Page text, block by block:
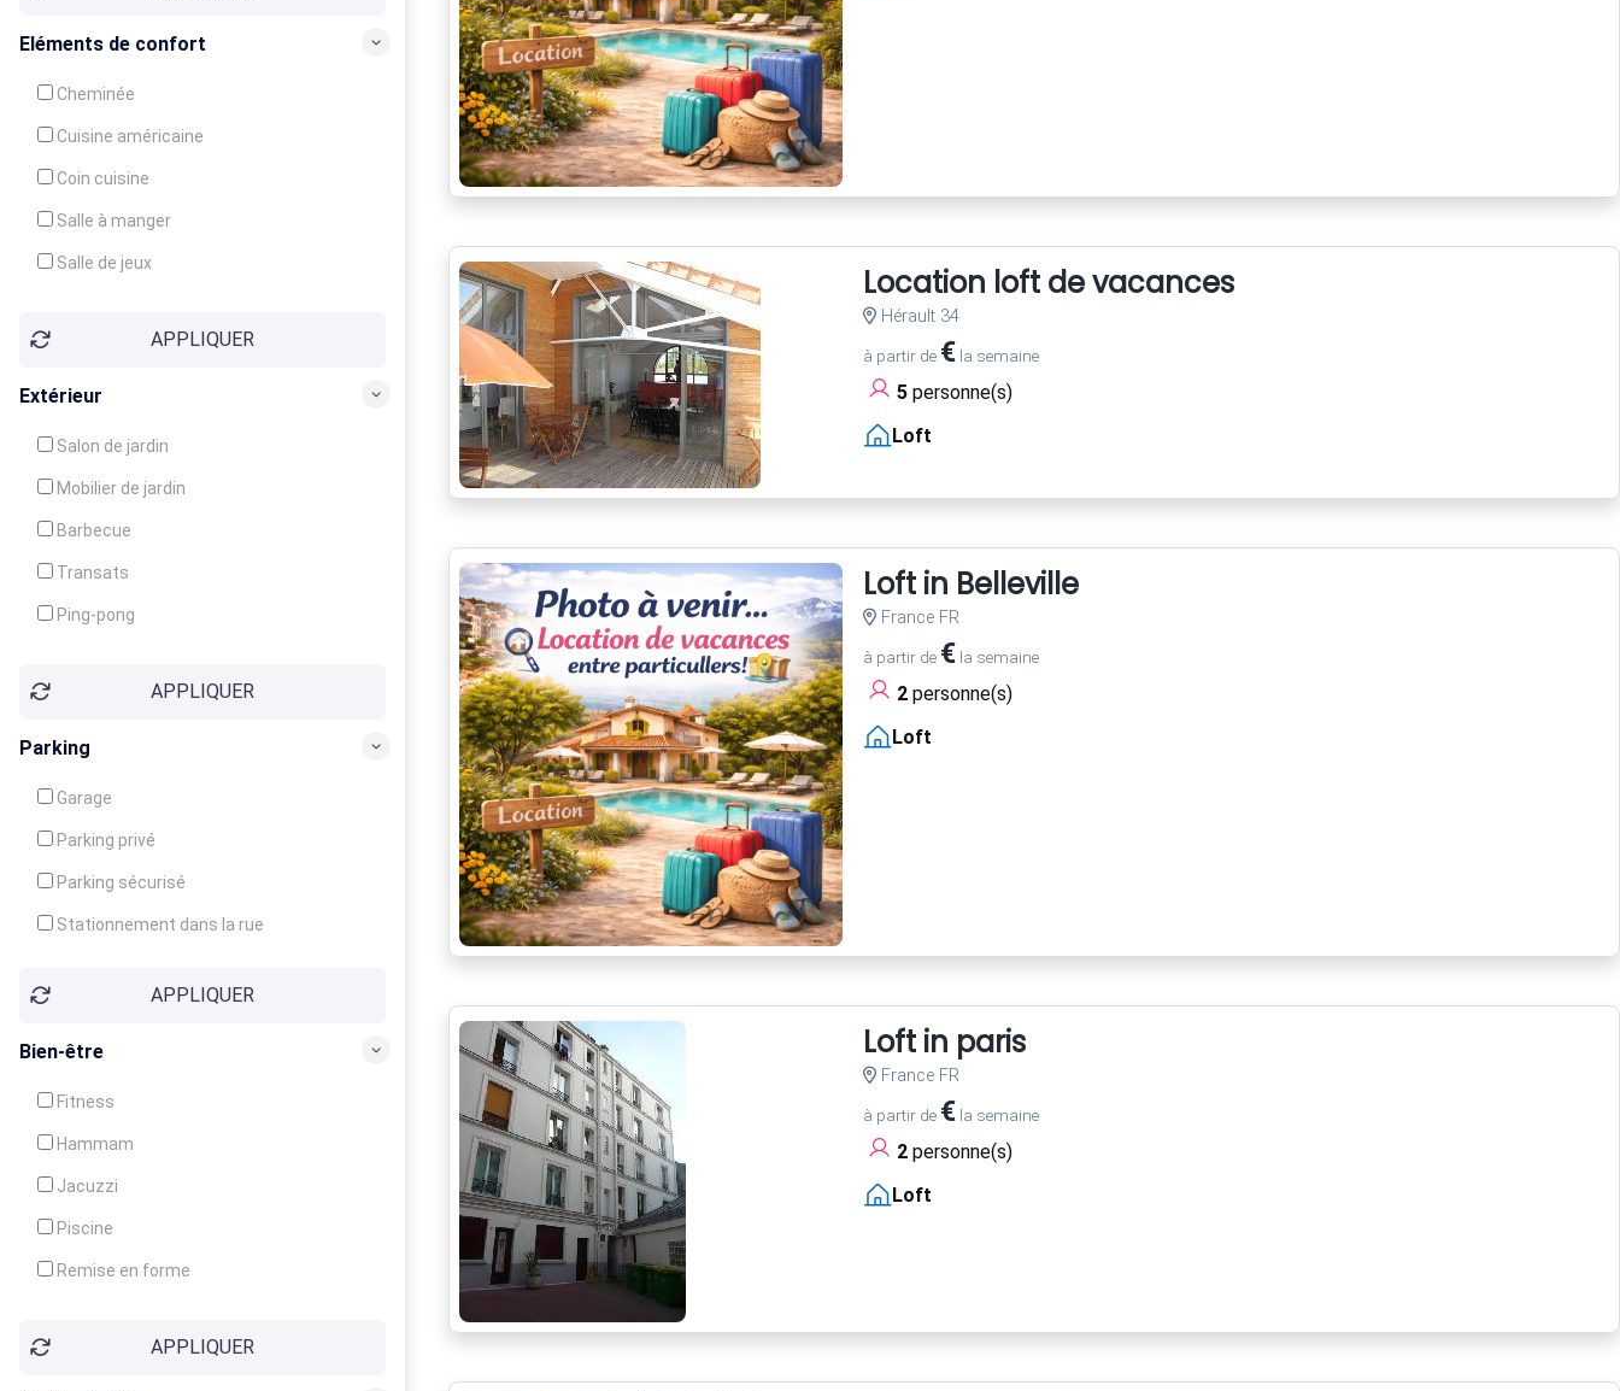
Eléments de confort
Cheminée
Cuisine américaine
Coin cuisine
Salle à manger
Salle de jeux
Balcon / Terrasse
APPLIQUER
Extérieur
Salon de jardin
Mobilier de jardin
Barbecue
Transats
Ping-pong
Jeux d'enfantsAPPLIQUER
Parking
Garage
Parking privé
Parking sécurisé
Stationnement dans la rue
APPLIQUER
Bien-être
Fitness
Hammam
Jacuzzi
Piscine
Remise en forme
Soins du corpsAPPLIQUER
Location loft de vacances
Hérault 34
à partir de €la semaine
5personne(s)
Loft
Loft in Belleville
France FR
à partir de €la semaine
2personne(s)
Loft
Loft in paris
France FR
à partir de €la semaine
2personne(s)
Loft